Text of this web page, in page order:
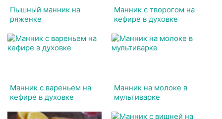
Пышный манник на
ряженке
Манник с творогом на
кефире в духовке
Манник с вареньем на
кефире в духовке
Манник на молоке в
мультиварке